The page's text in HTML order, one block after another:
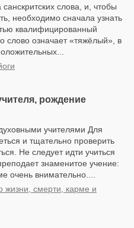
слова, и, чтобы
необходимо сначала узнать
квалифицированный
слово означает «тяжёлый», в
рождение
учителями Для
и тщательно проверить
Не следует идти учиться
знаменитое учение:
очень внимательно....
жизни, смерти, карме и